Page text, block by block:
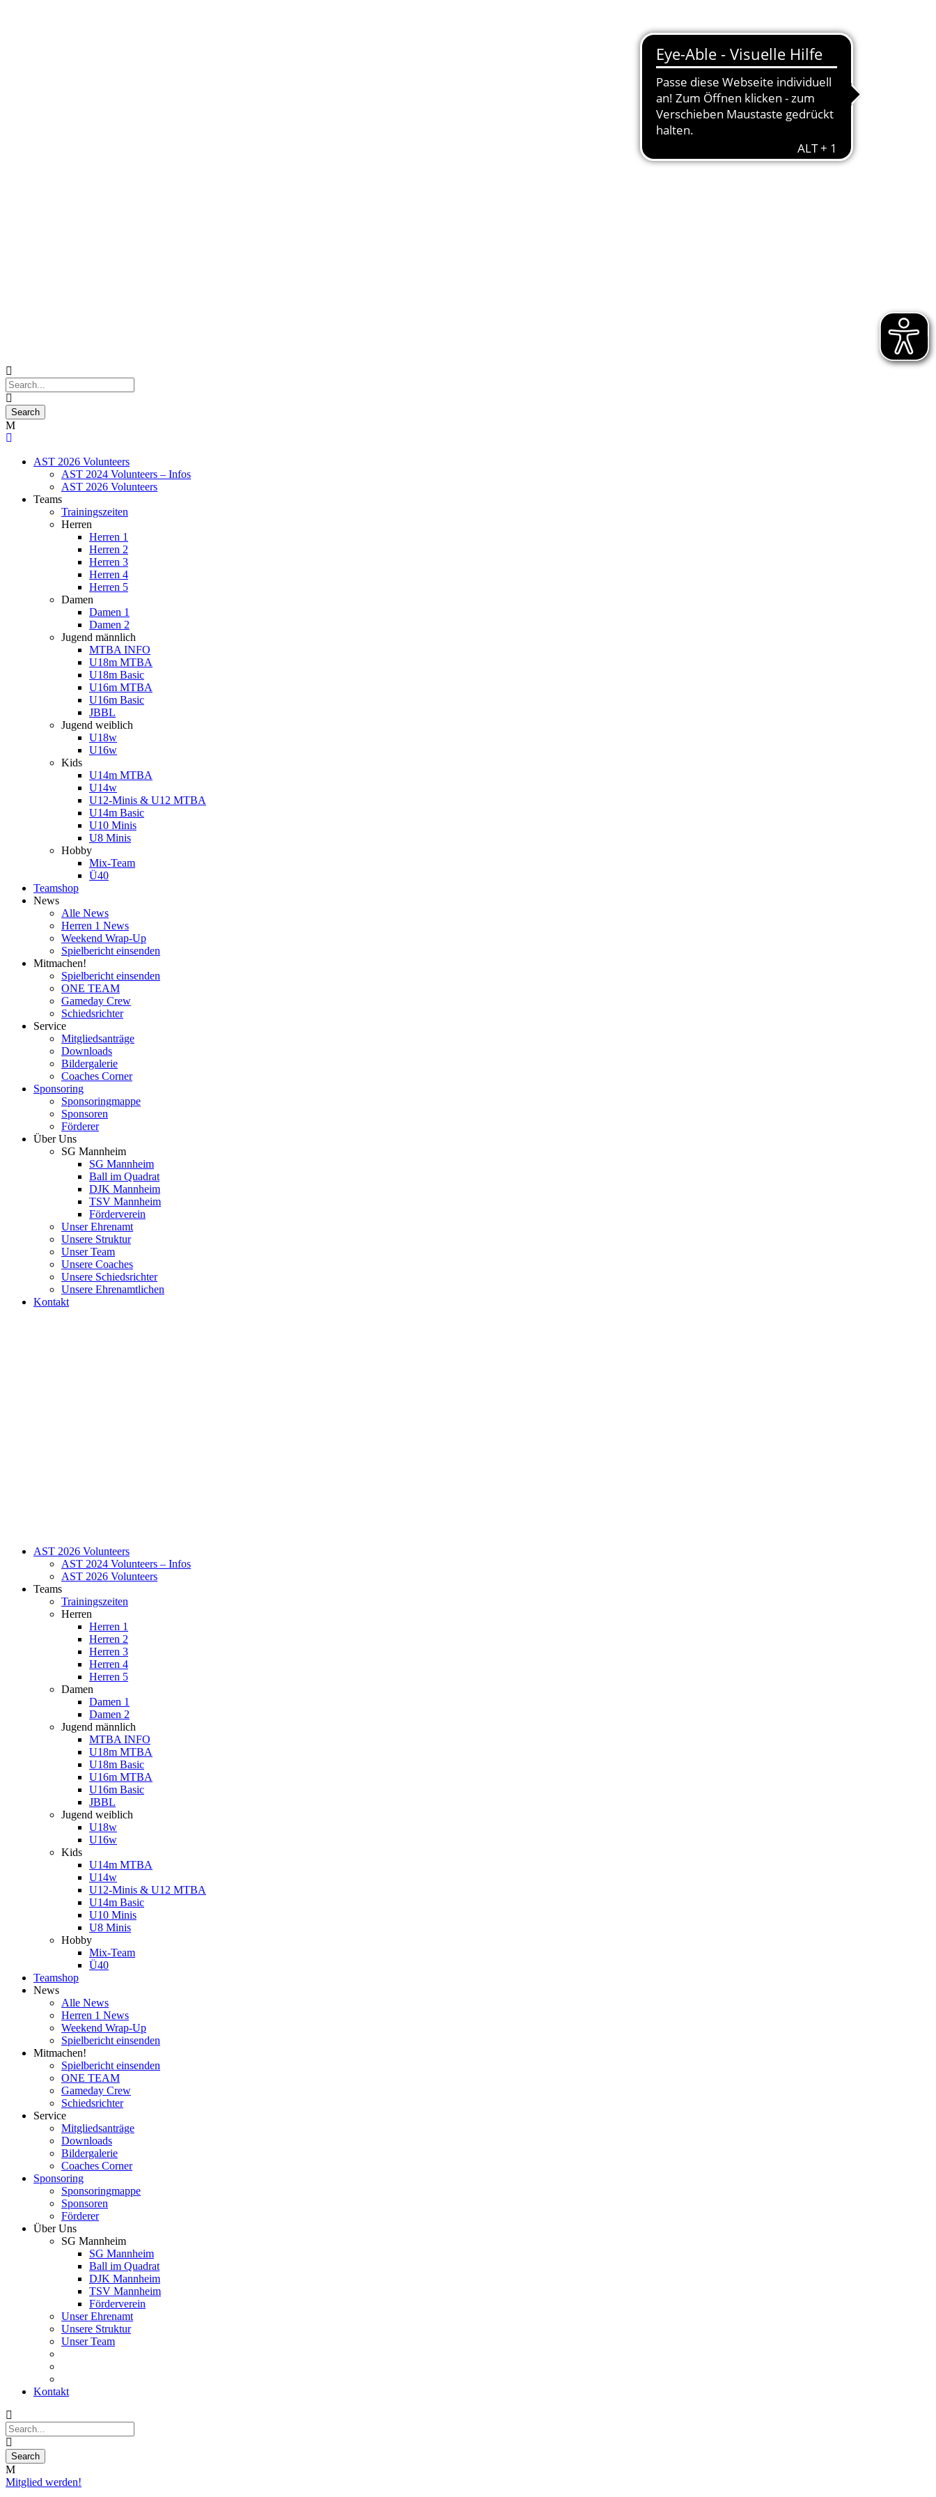
AST 2026 Volunteers
AST 2024 Volunteers – Infos
AST 2026 Volunteers
Teams
Trainingszeiten
Herren
Herren 1
Herren 2
Herren 3
Herren 4
Herren 5
Damen
Damen 1
Damen 2
Jugend männlich
MTBA INFO
U18m MTBA
U18m Basic
U16m MTBA
U16m Basic
JBBL
Jugend weiblich
U18w
U16w
Kids
U14m MTBA
U14w
U12-Minis & U12 MTBA
U14m Basic
U10 Minis
U8 Minis
Hobby
Mix-Team
Ü40
Teamshop
News
Alle News
Herren 1 News
Weekend Wrap-Up
Spielbericht einsenden
Mitmachen!
Spielbericht einsenden
ONE TEAM
Gameday Crew
Schiedsrichter
Service
Mitgliedsanträge
Downloads
Bildergalerie
Coaches Corner
Sponsoring
Sponsoringmappe
Sponsoren
Förderer
Über Uns
SG Mannheim
SG Mannheim
Ball im Quadrat
DJK Mannheim
TSV Mannheim
Förderverein
Unser Ehrenamt
Unsere Struktur
Unser Team
Unsere Coaches
Unsere Schiedsrichter
Unsere Ehrenamtlichen
Kontakt
AST 2026 Volunteers
AST 2024 Volunteers – Infos
AST 2026 Volunteers
Teams
Trainingszeiten
Herren
Herren 1
Herren 2
Herren 3
Herren 4
Herren 5
Damen
Damen 1
Damen 2
Jugend männlich
MTBA INFO
U18m MTBA
U18m Basic
U16m MTBA
U16m Basic
JBBL
Jugend weiblich
U18w
U16w
Kids
U14m MTBA
U14w
U12-Minis & U12 MTBA
U14m Basic
U10 Minis
U8 Minis
Hobby
Mix-Team
Ü40
Teamshop
News
Alle News
Herren 1 News
Weekend Wrap-Up
Spielbericht einsenden
Mitmachen!
Spielbericht einsenden
ONE TEAM
Gameday Crew
Schiedsrichter
Service
Mitgliedsanträge
Downloads
Bildergalerie
Coaches Corner
Sponsoring
Sponsoringmappe
Sponsoren
Förderer
Über Uns
SG Mannheim
SG Mannheim
Ball im Quadrat
DJK Mannheim
TSV Mannheim
Förderverein
Unser Ehrenamt
Unsere Struktur
Unser Team
Kontakt
Mitglied werden!